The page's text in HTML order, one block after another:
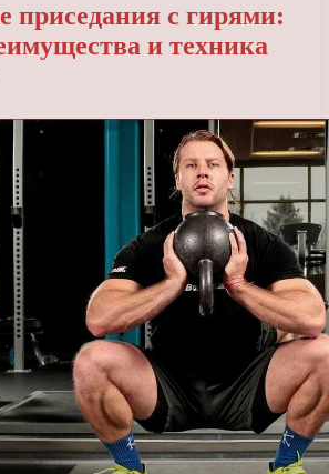
приседания с гирями:
и техника